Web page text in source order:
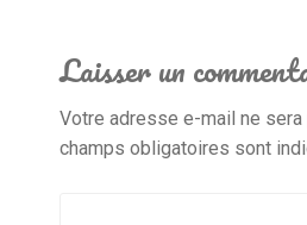
Laisser un
Votre adresse e-mail ne sera
champs obligatoires sont